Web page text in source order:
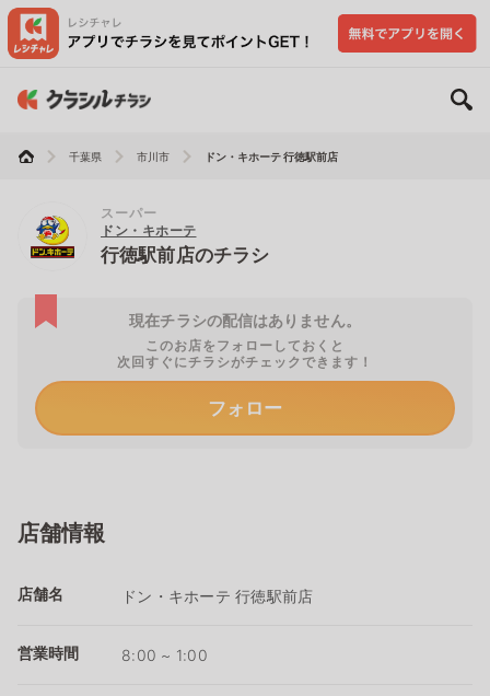
千葉県 市川市 ドン・キホーテ 行徳駅前店
スーパー
ドン・キホーテ
行徳駅前店のチラシ
現在チラシの配信はありません。
このお店をフォローしておくと
次回すぐにチラシがチェックできます！
フォロー
店舗情報
店舗名 ドン・キホーテ 行徳駅前店
営業時間 8:00 ~ 1:00